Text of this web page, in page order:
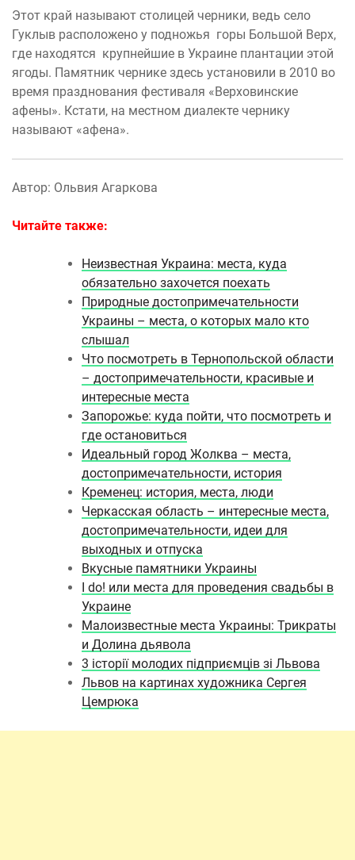
Этот край называют столицей черники, ведь село
Гуклыв расположено у подножья горы Большой Верх,
где находятся крупнейшие в Украине плантации этой
ягоды. Памятник чернике здесь установили в 2010 во
время празднования фестиваля «Верховинские
афены». Кстати, на местном диалекте чернику
называют «афена».
Автор: Ольвия Агаркова
Читайте также:
Неизвестная Украина: места, куда
обязательно захочется поехать
Природные достопримечательности
Украины – места, о которых мало кто
слышал
Что посмотреть в Тернопольской области
– достопримечательности, красивые и
интересные места
Запорожье: куда пойти, что посмотреть и
где остановиться
Идеальный город Жолква – места,
достопримечательности, история
Кременец: история, места, люди
Черкасская область – интересные места,
достопримечательности, идеи для
выходных и отпуска
Вкусные памятники Украины
I do! или места для проведения свадьбы в
Украине
Малоизвестные места Украины: Трикраты
и Долина дьявола
3 історії молодих підприємців зі Львова
Львов на картинах художника Сергея
Цемрюка